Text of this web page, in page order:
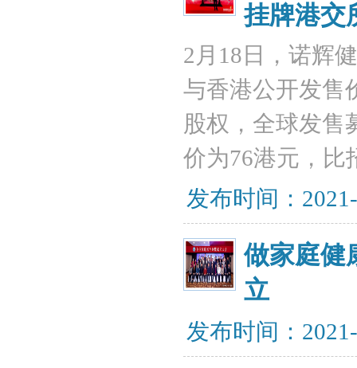
挂牌港交
2月18日，诺辉
与香港公开发售
股权，全球发售
价为76港元，比
发布时间：
做家庭健
立
发布时间：